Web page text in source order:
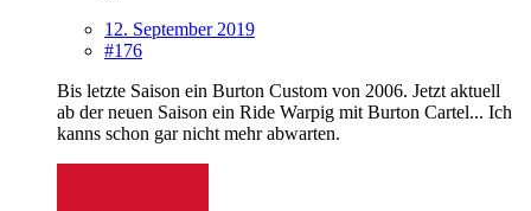
12. September 2019
#176
Bis letzte Saison ein Burton Custom von 2006. Jetzt aktuell
ab der neuen Saison ein Ride Warpig mit Burton Cartel... Ich
kanns schon gar nicht mehr abwarten.